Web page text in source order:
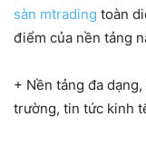
sàn mtrading toàn
điểm của nền tảng
+ Nền tảng đa
trường, tin tức kinh